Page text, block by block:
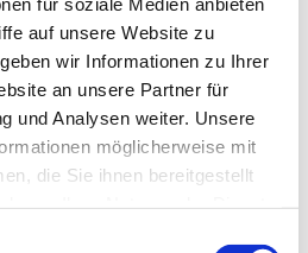
auf unsere Website zu
wir Informationen zu Ihrer
an unsere Partner für
und Analysen weiter. Unsere
möglicherweise mit
die Sie ihnen bereitgestellt